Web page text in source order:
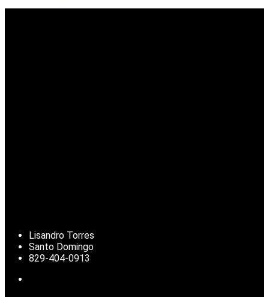
Lisandro Torres
Santo Domingo
829-404-0913